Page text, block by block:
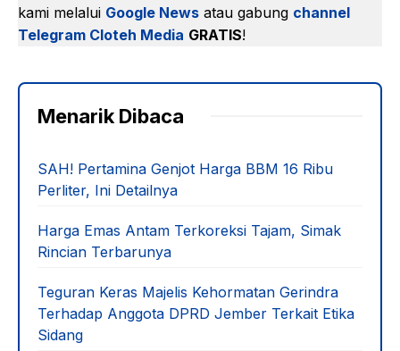
kami melalui Google News atau gabung channel
Telegram Cloteh Media GRATIS!
Menarik Dibaca
SAH! Pertamina Genjot Harga BBM 16 Ribu
Perliter, Ini Detailnya
Harga Emas Antam Terkoreksi Tajam, Simak
Rincian Terbarunya
Teguran Keras Majelis Kehormatan Gerindra
Terhadap Anggota DPRD Jember Terkait Etika
Sidang